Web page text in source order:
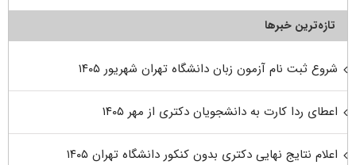
تازه‌ترین خبرها
شروع ثبت نام آزمون زبان دانشگاه تهران شهریور ۱۴۰۵
اعطای ردا کارت به دانشجویان دکتری از مهر ۱۴۰۵
اعلام نتایج نهایی دکتری بدون کنکور دانشگاه تهران ۱۴۰۵